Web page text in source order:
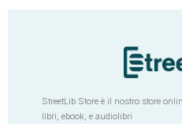
StreetLib Store è il nostro store
libri, ebook, e audiolibri